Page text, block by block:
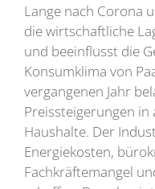
Lange nach Corona
die wirtschaftliche
und beeinflusst die
Konsumklima von
vergangenen Jahr
Preissteigerungen in
Haushalte. Der
Energiekosten,
Fachkräftemangel